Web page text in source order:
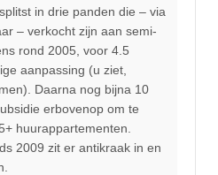
in drie panden die – via
– verkocht zijn aan semi-
rond 2005, voor 4.5
aanpassing (u ziet,
Daarna nog bijna 10
erbovenop om te
huurappartementen.
2009 zit er antikraak in en